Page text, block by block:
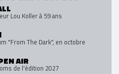
Lou Koller à 59 ans
"From The Dark", en octobre
AIR
de l'édition 2027